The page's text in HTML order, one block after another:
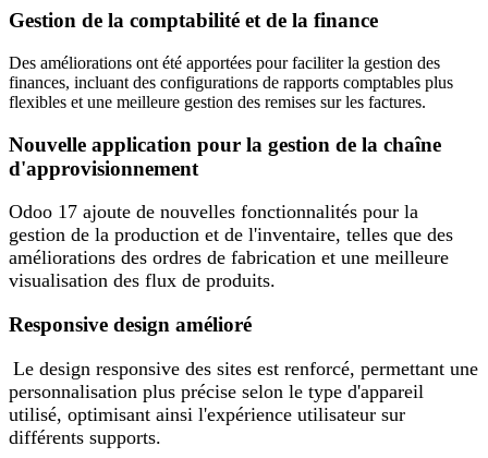
Gestion de la comptabilité et de la finance
Des améliorations ont été apportées pour faciliter la gestion des
finances, incluant des configurations de rapports comptables plus
flexibles et une meilleure gestion des remises sur les factures.
Nouvelle application pour la gestion de la chaîne
d'approvisionnement
Odoo 17 ajoute de nouvelles fonctionnalités pour la
gestion de la production et de l'inventaire, telles que des
améliorations des ordres de fabrication et une meilleure
visualisation des flux de produits.
Responsive design amélioré
Le design responsive des sites est renforcé, permettant une
personnalisation plus précise selon le type d'appareil
utilisé, optimisant ainsi l'expérience utilisateur sur
différents supports.